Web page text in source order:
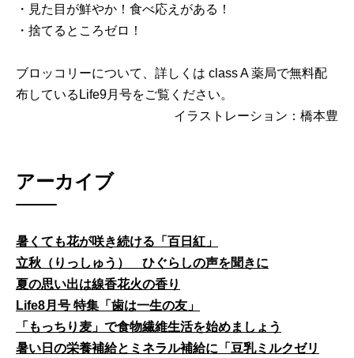
・見た目が鮮やか！食べ応えがある！
・捨てるところゼロ！
ブロッコリーについて、詳しくは class A 薬局で無料配
布しているLife9月号をご覧ください。
イラストレーション：橋本豊
アーカイブ
暑くても花が咲き続ける「百日紅」
立秋（りっしゅう） ひぐらしの声を聞きに
夏の思い出は線香花火の香り
Life8月号 特集「歯は一生の友」
「もっちり麦」で食物繊維生活を始めましょう
暑い日の栄養補給とミネラル補給に「豆乳ミルクゼリ